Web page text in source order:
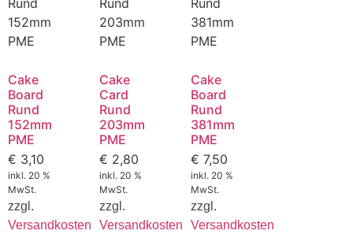
Cake
Board
Rund
152mm
PME
€ 3,10
inkl. 20 %
MwSt.
zzgl.
Versandkosten
Cake
Card
Rund
203mm
PME
€ 2,80
inkl. 20 %
MwSt.
zzgl.
Versandkosten
Cake
Board
Rund
381mm
PME
€ 7,50
inkl. 20 %
MwSt.
zzgl.
Versandkosten